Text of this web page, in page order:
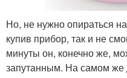
Но, не нужно опираться
купив прибор, так и не
минуты он, конечно же,
запутанным. На самом же